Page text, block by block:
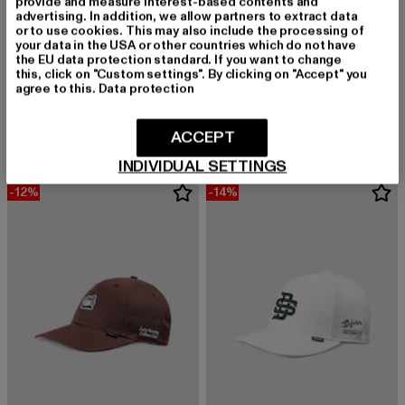
DJINNS
Guy in a Cup
Derzeitiger Preis: 29,03 EURAktionspreis: 32,99 EUR
DJINNS
29,03 EUR
Derzeitiger Preis: 29,03 EUR
-12% -14%
advertising. In addition, we allow partners to extract data
or to use cookies. This may also include the processing of
your data in the USA or other countries which do not have
the EU data protection standard. If you want to change
this, click on "Custom settings". By clicking on "Accept" you
agree to this. Data protection
INDIVIDUAL SETTINGS
ACCEPT